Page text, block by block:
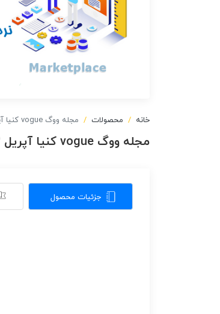
خانه محصولات مجله ووگ vogue کنیا آپریل 2023
مجله ووگ vogue کنیا آپریل 2023
جزئیات محصول